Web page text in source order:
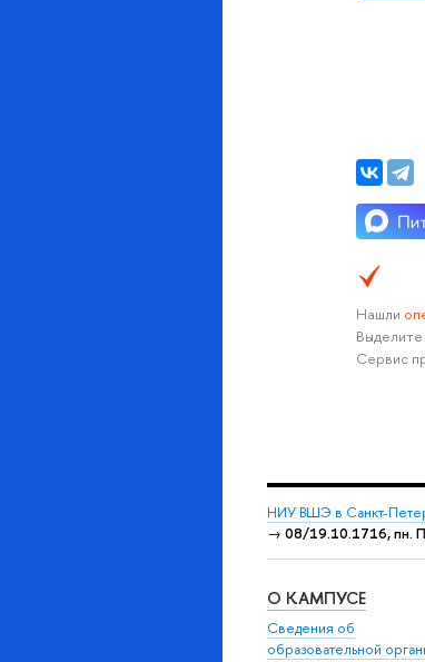
Нашли
Сервис
НИУ ВШЭ в Санкт-
→ 08/19.10.1716, пн.
О КАМПУСЕ
Сведения об
образовательной